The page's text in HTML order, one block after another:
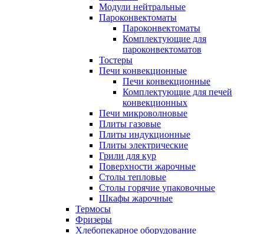
Модули нейтральные
Пароконвектоматы
Пароконвектоматы
Комплектующие для
пароконвектоматов
Тостеры
Печи конвекционные
Печи конвекционные
Комплектующие для печей
конвекционных
Печи микроволновые
Плиты газовые
Плиты индукционные
Плиты электрические
Грили для кур
Поверхности жарочные
Столы тепловые
Столы горячие упаковочные
Шкафы жарочные
Термосы
Фризеры
Хлебопекарное оборудование